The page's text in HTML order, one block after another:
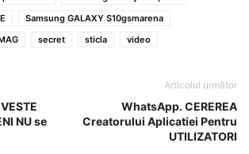
Samsung GALAXY S10gsmarena
secret sticla video
NU se
Articolul următor
WhatsApp. CEREREA
Creatorului Aplicatiei Pentru
UTILIZATORI